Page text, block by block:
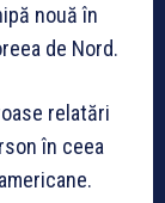
nouă în
de Nord.
relatări
în ceea